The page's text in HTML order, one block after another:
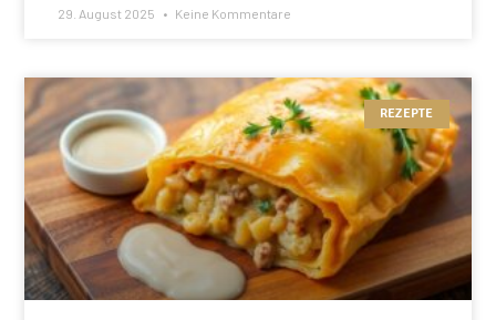
29. August 2025 Keine Kommentare
REZEPTE